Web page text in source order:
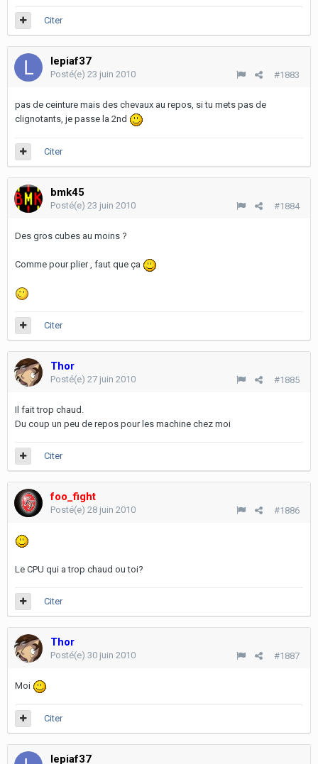
Citer
lepiaf37
#1883
Posté(e) 23 juin 2010
pas de ceinture mais des chevaux au repos, si tu mets pas de
clignotants, je passe la 2nd
Citer
bmk45
#1884
Posté(e) 23 juin 2010
Des gros cubes au moins ?
Comme pour plier , faut que ça
Citer
Thor
#1885
Posté(e) 27 juin 2010
Il fait trop chaud.
Du coup un peu de repos pour les machine chez moi
Citer
foo_fight
#1886
Posté(e) 28 juin 2010
Le CPU qui a trop chaud ou toi?
Citer
Thor
#1887
Posté(e) 30 juin 2010
Moi
Citer
lepiaf37